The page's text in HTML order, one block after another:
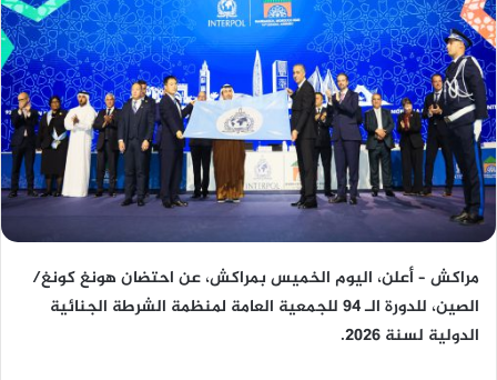
مراكش – أعلن، اليوم الخميس بمراكش، عن احتضان هونغ كونغ/
الصين، للدورة الـ 94 للجمعية العامة لمنظمة الشرطة الجنائية
الدولية لسنة 2026.